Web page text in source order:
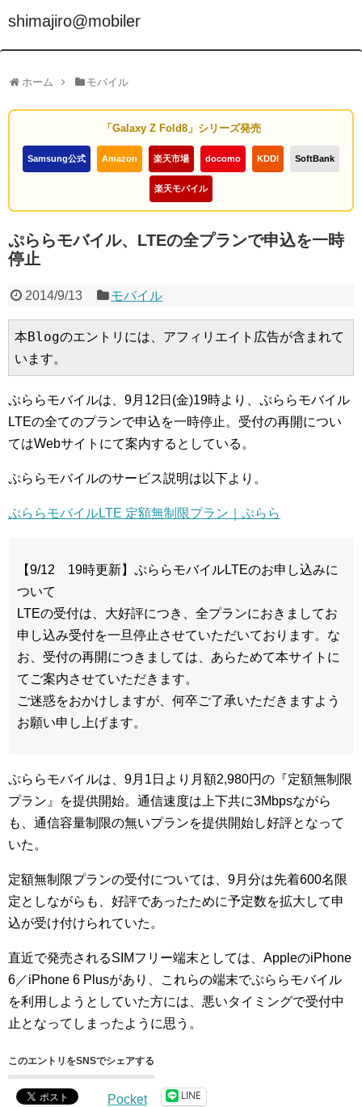
shimajiro@mobiler
ホーム モバイル
「Galaxy Z Fold8」シリーズ発売
Samsung公式 Amazon 楽天市場 docomo KDDI SoftBank
楽天モバイル
ぷららモバイル、LTEの全プランで申込を一時
停止
2014/9/13 モバイル
本Blogのエントリには、アフィリエイト広告が含まれて
います。
ぷららモバイルは、9月12日(金)19時より、ぷららモバイル
LTEの全てのプランで申込を一時停止。受付の再開につい
てはWebサイトにて案内するとしている。
ぷららモバイルのサービス説明は以下より。
ぷららモバイルLTE 定額無制限プラン｜ぷらら
【9/12 19時更新】ぷららモバイルLTEのお申し込みに
ついて
LTEの受付は、大好評につき、全プランにおきましてお
申し込み受付を一旦停止させていただいております。な
お、受付の再開につきましては、あらためて本サイトに
てご案内させていただきます。
ご迷惑をおかけしますが、何卒ご了承いただきますよう
お願い申し上げます。
ぷららモバイルは、9月1日より月額2,980円の『定額無制限
プラン』を提供開始。通信速度は上下共に3Mbpsながら
も、通信容量制限の無いプランを提供開始し好評となって
いた。
定額無制限プランの受付については、9月分は先着600名限
定としながらも、好評であったために予定数を拡大して申
込が受け付けられていた。
直近で発売されるSIMフリー端末としては、AppleのiPhone
6／iPhone 6 Plusがあり、これらの端末でぷららモバイル
を利用しようとしていた方には、悪いタイミングで受付中
止となってしまったように思う。
このエントリをSNSでシェアする
Pocket LINE